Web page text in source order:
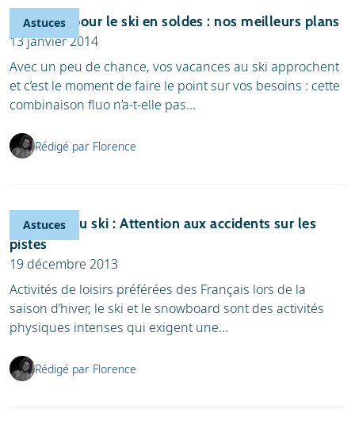
Astuces
S’équiper pour le ski en soldes : nos meilleurs plans
13 janvier 2014
Avec un peu de chance, vos vacances au ski approchent
et c’est le moment de faire le point sur vos besoins : cette
combinaison fluo n’a-t-elle pas...
Rédigé par Florence
Astuces
Vacances au ski : Attention aux accidents sur les
pistes
19 décembre 2013
Activités de loisirs préférées des Français lors de la
saison d’hiver, le ski et le snowboard sont des activités
physiques intenses qui exigent une...
Rédigé par Florence